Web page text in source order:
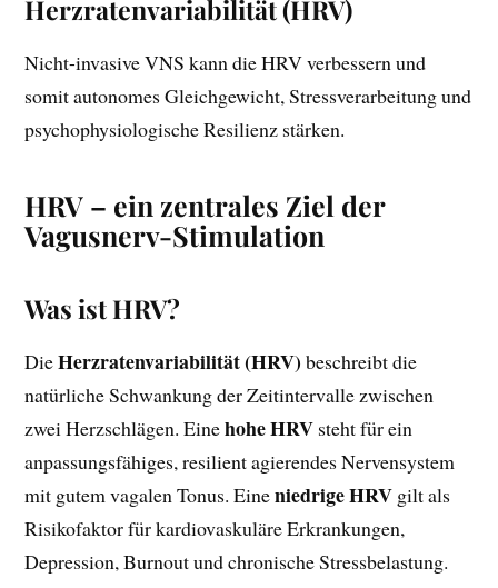
Herzratenvariabilität (HRV)
Nicht-invasive VNS kann die HRV verbessern und
somit autonomes Gleichgewicht, Stressverarbeitung und
psychophysiologische Resilienz stärken.
HRV – ein zentrales Ziel der
Vagusnerv-Stimulation
Was ist HRV?
DieHerzratenvariabilität (HRV) beschreibt die
natürliche Schwankung der Zeitintervalle zwischen
zwei Herzschlägen. Einehohe HRV steht für ein
anpassungsfähiges, resilient agierendes Nervensystem
mit gutem vagalen Tonus. Eineniedrige HRV gilt als
Risikofaktor für kardiovaskuläre Erkrankungen,
Depression, Burnout und chronische Stressbelastung.